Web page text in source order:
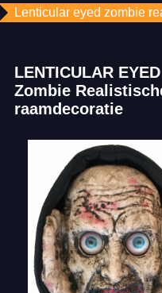
Lenticular eyed zombie
LENTICULAR EYED
Zombie
raamdecoratie